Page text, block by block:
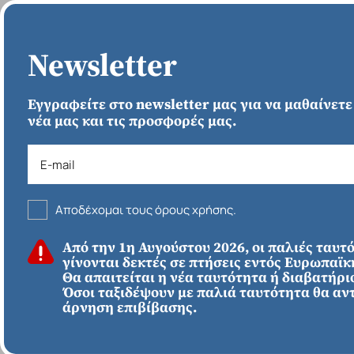
Newsletter
Εγγραφείτε στο newsletter μας για να
νέα μας και τις προσφορές μας.
Αποδέχομαι τους όρους χρήσης.
Από την 1η Αυγούστου 2026, οι παλιές
γίνονται δεκτές σε πτήσεις εντός
Θα απαιτείται η νέα ταυτότητα ή
Όσοι ταξιδέψουν με παλιά ταυτότητα θα
άρνηση επιβίβασης.
Απευθείας απο
Ηράκλειο
Εκτός Ευρώπης
ΕΥΡΩΠΗ
Ρομαντικός Δρομος
& Στρασβούργο -